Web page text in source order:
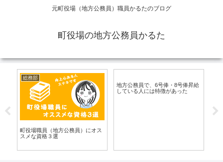
元町役場（地方公務員）職員かるたのブログ
町役場の地方公務員かるた
総務部
町役場職員（地方公務員）にオス
スメな資格３選
地方公務員で、6号俸・8号俸昇給
している人には特徴があった